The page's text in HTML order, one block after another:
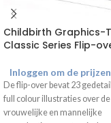
Childbirth Graphics-
Classic Series Flip-
Inloggen om de
De flip-over bevat 23
full colour illustraties over de
vrouwelijke en mannelijke